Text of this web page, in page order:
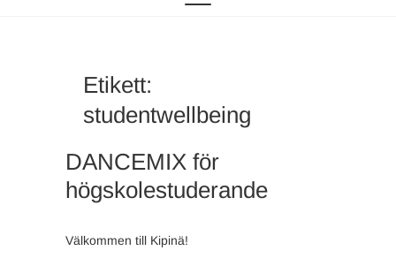
Etikett:
studentwellbeing
DANCEMIX för
högskolestuderande
Välkommen till Kipinä!